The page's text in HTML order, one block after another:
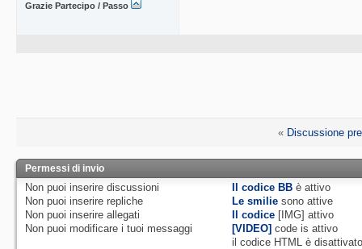
Grazie Partecipo / Passo
« Discussione
Permessi di invio
Non puoi inserire discussioni
Non puoi inserire repliche
Non puoi inserire allegati
Non puoi modificare i tuoi messaggi
Il codice BB èattivo
Le smilie sono attive
Il codice [IMG]attivo
[VIDEO] code isattivo
il codice HTML è